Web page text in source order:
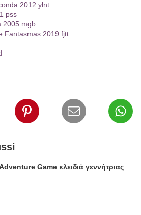
2012 ylnt
pss
2005 mgb
Fantasmas 2019 fjtt
Game κλειδιά γεννήτριας